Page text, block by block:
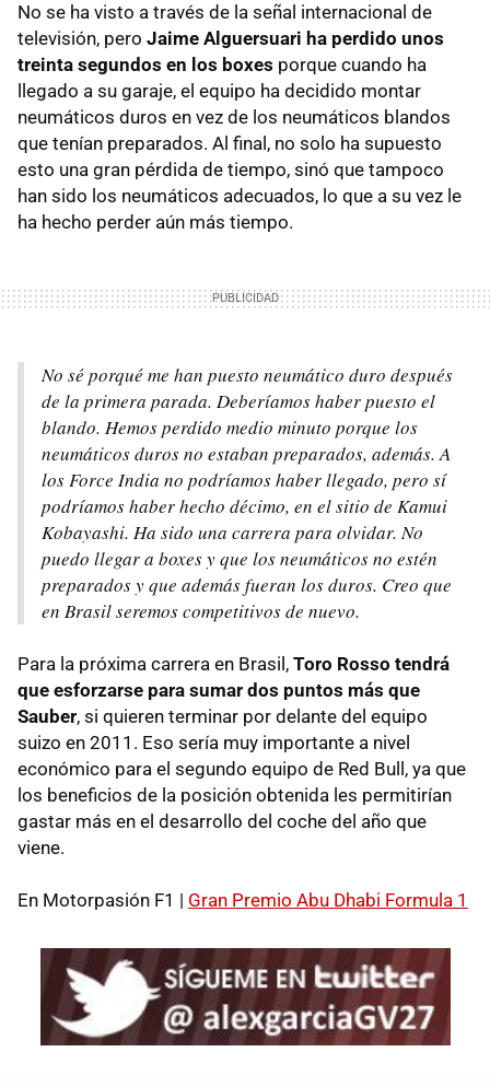
No se ha visto a través de la señal internacional de
televisión, pero Jaime Alguersuari ha perdido unos
treinta segundos en los boxes porque cuando ha
llegado a su garaje, el equipo ha decidido montar
neumáticos duros en vez de los neumáticos blandos
que tenían preparados. Al final, no solo ha supuesto
esto una gran pérdida de tiempo, sinó que tampoco
han sido los neumáticos adecuados, lo que a su vez le
ha hecho perder aún más tiempo.
No sé porqué me han puesto neumático duro después
de la primera parada. Deberíamos haber puesto el
blando. Hemos perdido medio minuto porque los
neumáticos duros no estaban preparados, además. A
los Force India no podríamos haber llegado, pero sí
podríamos haber hecho décimo, en el sitio de Kamui
Kobayashi. Ha sido una carrera para olvidar. No
puedo llegar a boxes y que los neumáticos no estén
preparados y que además fueran los duros. Creo que
en Brasil seremos competitivos de nuevo.
Para la próxima carrera en Brasil, Toro Rosso tendrá
que esforzarse para sumar dos puntos más que
Sauber, si quieren terminar por delante del equipo
suizo en 2011. Eso sería muy importante a nivel
económico para el segundo equipo de Red Bull, ya que
los beneficios de la posición obtenida les permitirían
gastar más en el desarrollo del coche del año que
viene.
En Motorpasión F1 | Gran Premio Abu Dhabi Formula 1